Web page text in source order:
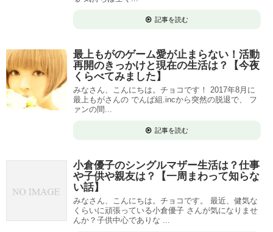
記事を読む
最上もがのゲーム愛が止まらない！活動
再開のきっかけと現在の生活は？【今夜
くらべてみました】
みなさん、こんにちは。チョコです！ 2017年8月に
最上もがさんの でんぱ組.incから突然の脱退で、 フ
ァンの間...
記事を読む
小倉優子のシングルマザー生活は？仕事
や子供や親友は？【一周まわって知らな
い話】
みなさん、こんにちは。チョコです。 最近、健気な
くらいに頑張っている小倉優子 さんが気になりませ
んか？子供中心でありな ...